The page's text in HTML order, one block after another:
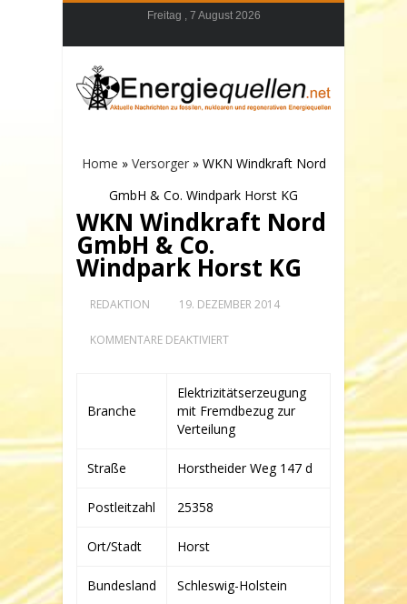
Freitag , 7 August 2026
Home » Versorger» WKN Windkraft Nord
GmbH & Co. Windpark Horst KG
WKN Windkraft Nord
GmbH & Co.
Windpark Horst KG
REDAKTION 19. DEZEMBER 2014
KOMMENTARE DEAKTIVIERTFÜR
GMBH
&
CO.
WINDPARK
KG
Branche
Elektrizitätserzeugung
mit Fremdbezug zur
Verteilung
Straße Horstheider Weg 147 d
Postleitzahl 25358
Ort/Stadt Horst
Bundesland Schleswig-Holstein